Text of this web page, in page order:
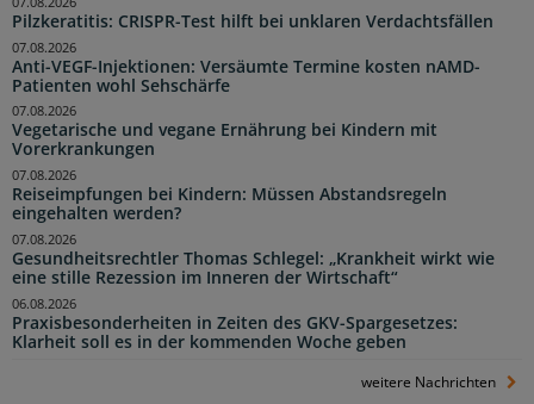
Pilzkeratitis: CRISPR-Test hilft bei unklaren Verdachtsfällen
Anti-VEGF-Injektionen: Versäumte Termine kosten nAMD-
Patienten wohl Sehschärfe
07.08.2026
Vegetarische und vegane Ernährung bei Kindern mit
Vorerkrankungen
07.08.2026
Reiseimpfungen bei Kindern: Müssen Abstandsregeln
eingehalten werden?
07.08.2026
Gesundheitsrechtler Thomas Schlegel: „Krankheit wirkt wie
eine stille Rezession im Inneren der Wirtschaft“
07.08.2026
Praxisbesonderheiten in Zeiten des GKV-Spargesetzes:
Klarheit soll es in der kommenden Woche geben
06.08.2026
weitere Nachrichten